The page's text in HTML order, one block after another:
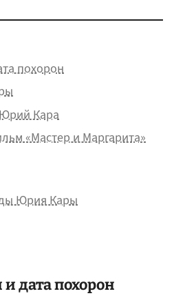
похорон
Кара
«Мастер и Маргарита»
Юрия Кары
дата похорон